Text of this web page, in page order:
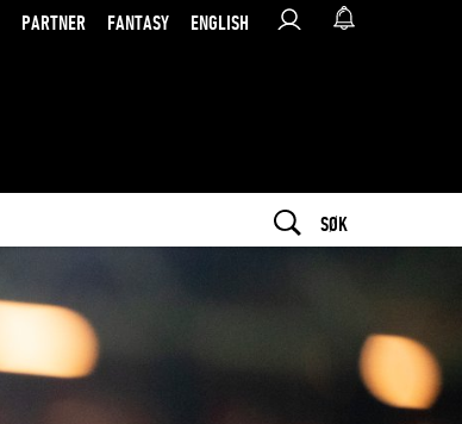
PARTNER FANTASY ENGLISH
SØK